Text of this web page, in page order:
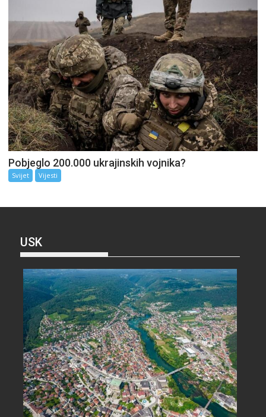
Pobjeglo 200.000 ukrajinskih vojnika?
Svijet Vijesti
USK